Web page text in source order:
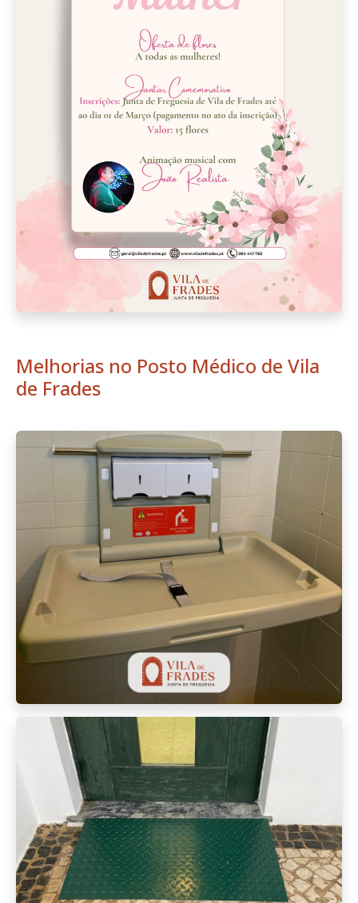
Melhorias no Posto Médico de Vila
de Frades